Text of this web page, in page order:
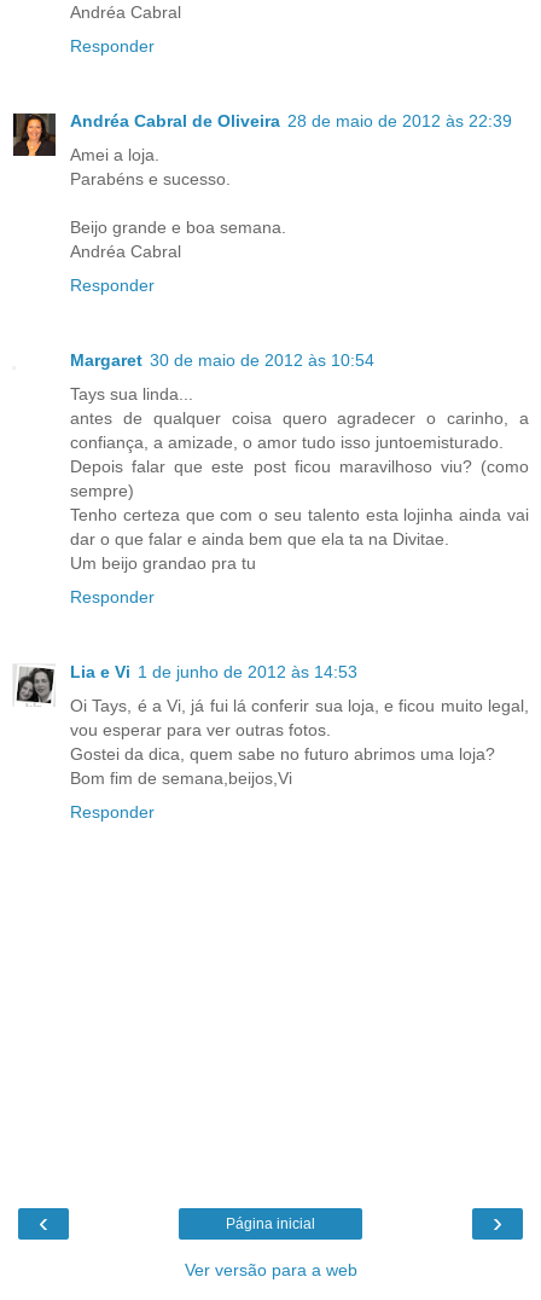
Andréa Cabral
Responder
Andréa Cabral de Oliveira 28 de maio de 2012 às 22:39
Amei a loja.
Parabéns e sucesso.
Beijo grande e boa semana.
Andréa Cabral
Responder
Margaret 30 de maio de 2012 às 10:54
Tays sua linda...
antes de qualquer coisa quero agradecer o carinho, a
confiança, a amizade, o amor tudo isso juntoemisturado.
Depois falar que este post ficou maravilhoso viu? (como
sempre)
Tenho certeza que com o seu talento esta lojinha ainda vai
dar o que falar e ainda bem que ela ta na Divitae.
Um beijo grandao pra tu
Responder
Lia e Vi 1 de junho de 2012 às 14:53
Oi Tays, é a Vi, já fui lá conferir sua loja, e ficou muito legal,
vou esperar para ver outras fotos.
Gostei da dica, quem sabe no futuro abrimos uma loja?
Bom fim de semana,beijos,Vi
Responder
‹ ›
Página inicial
Ver versão para a web